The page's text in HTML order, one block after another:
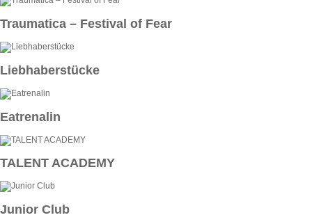
Traumatica – Festival of Fear
Liebhaberstücke
Eatrenalin
TALENT ACADEMY
Junior Club